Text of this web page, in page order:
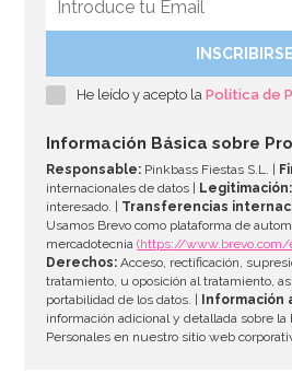
INSCRIBIRSE
He leído y acepto laPolítica de
Información Básica sobre
Responsable: Pinkbass Fiestas S.L. |
internacionales de datos |
Legitimación:
interesado. | Transferencias
Usamos Brevo como plataforma de
mercadotecnia(https://
Derechos: Acceso, rectificación,
tratamiento, u oposición al tratamiento,
portabilidad de los datos. |
Información
información adicional y detallada sobre la
Personales en nuestro sitio web